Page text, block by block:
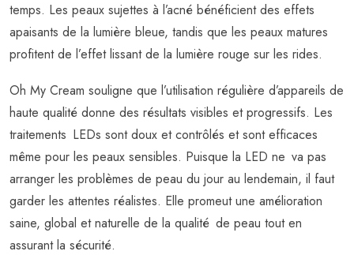
temps. Les peaux sujettes à l’acné bénéficient des effets
apaisants de la lumière bleue, tandis que les peaux matures
profitent de l’effet lissant de la lumière rouge sur les rides.
Oh My Cream souligne que l’utilisation régulière d’appareils de
haute qualité donne des résultats visibles et progressifs. Les
traitements LEDs sont doux et contrôlés et sont efficaces
même pour les peaux sensibles. Puisque la LED ne va pas
arranger les problèmes de peau du jour au lendemain, il faut
garder les attentes réalistes. Elle promeut une amélioration
saine, global et naturelle de la qualité de peau tout en
assurant la sécurité.